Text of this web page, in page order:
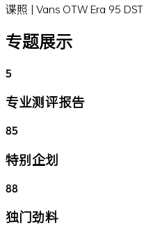
谍照 | Vans OTW Era 95
专题展示
5
专业测评报告
85
特别企划
88
独门劲料